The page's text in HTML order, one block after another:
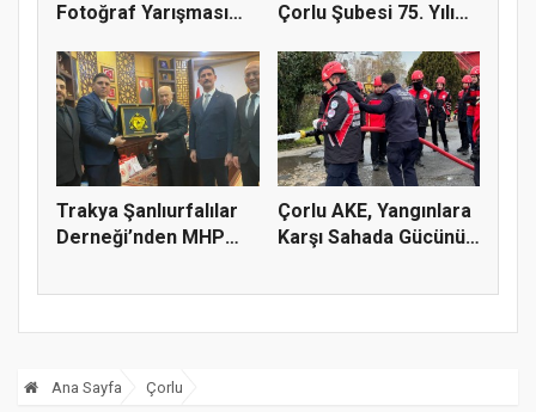
Fotoğraf Yarışması
Çorlu Şubesi 75. Yılı
Trakya Şanlıurfalılar
Derneği’nden MHP
Çorlu AKE, Yangınlara
Karşı Sahada Gücünü
Ana Sayfa Çorlu